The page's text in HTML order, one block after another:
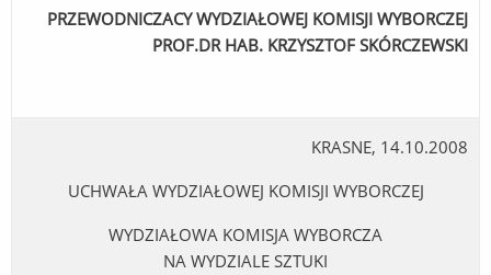
PRZEWODNICZACY WYDZIAŁOWEJ KOMISJI WYBORCZEJ
PROF.DR HAB. KRZYSZTOF SKÓRCZEWSKI
KRASNE, 14.10.2008
UCHWAŁA WYDZIAŁOWEJ KOMISJI WYBORCZEJ
WYDZIAŁOWA KOMISJA WYBORCZA
NA WYDZIALE SZTUKI